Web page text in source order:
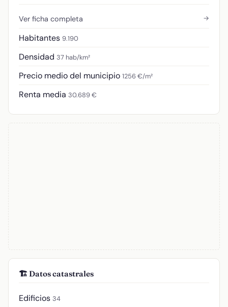
Ver ficha completa →
Habitantes 9.190
Densidad 37 hab/km²
Precio medio del municipio 1256 €/m²
Renta media 30.689 €
🏗️ Datos catastrales
Edificios 34